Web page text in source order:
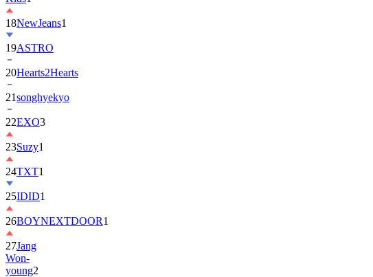
18NewJeans1
19ASTRO
20Hearts2Hearts
21songhyekyo
22EXO3
23Suzy1
24TXT1
25IDID1
26BOYNEXTDOOR1
27Jang
Won-
young2